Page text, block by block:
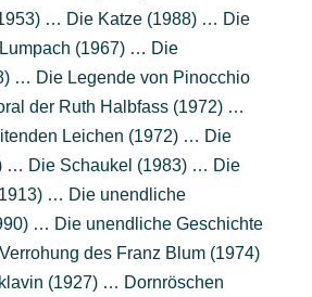
… Die Katze (1988) … Die
(1967) … Die
… Die Legende von Pinocchio
der Ruth Halbfass (1972) …
Leichen (1972) … Die
… Die Schaukel (1983) … Die
… Die unendliche
… Die unendliche Geschichte
des Franz Blum (1974)
(1927) … Dornröschen